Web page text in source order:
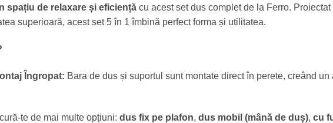
spațiu de relaxare și eficiență cu acest set dus complet de la Ferro.
superioară, acest set 5 în 1 îmbină perfect forma și utilitatea.
Îngropat: Bara de dus și suportul sunt montate direct în perete, creând
te de mai multe opțiuni: dus fix pe plafon, dus mobil (mână de duș), cu